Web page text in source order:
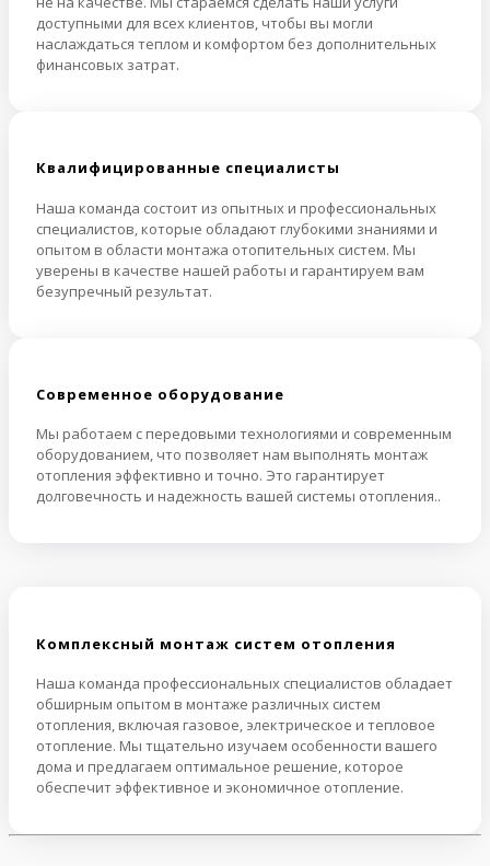
доступными для всех клиентов, чтобы вы могли
наслаждаться теплом и комфортом без дополнительных
финансовых затрат.
Квалифицированные специалисты
Наша команда состоит из опытных и профессиональных
специалистов, которые обладают глубокими знаниями и
опытом в области монтажа отопительных систем. Мы
уверены в качестве нашей работы и гарантируем вам
безупречный результат.
Cовременное оборудование
Мы работаем с передовыми технологиями и современным
оборудованием, что позволяет нам выполнять монтаж
отопления эффективно и точно. Это гарантирует
долговечность и надежность вашей системы отопления..
Комплексный монтаж систем отопления
Наша команда профессиональных специалистов обладает
обширным опытом в монтаже различных систем
отопления, включая газовое, электрическое и тепловое
отопление. Мы тщательно изучаем особенности вашего
дома и предлагаем оптимальное решение, которое
обеспечит эффективное и экономичное отопление.